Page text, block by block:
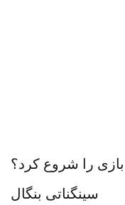
را شروع کرد؟
سینگناتی بنگال